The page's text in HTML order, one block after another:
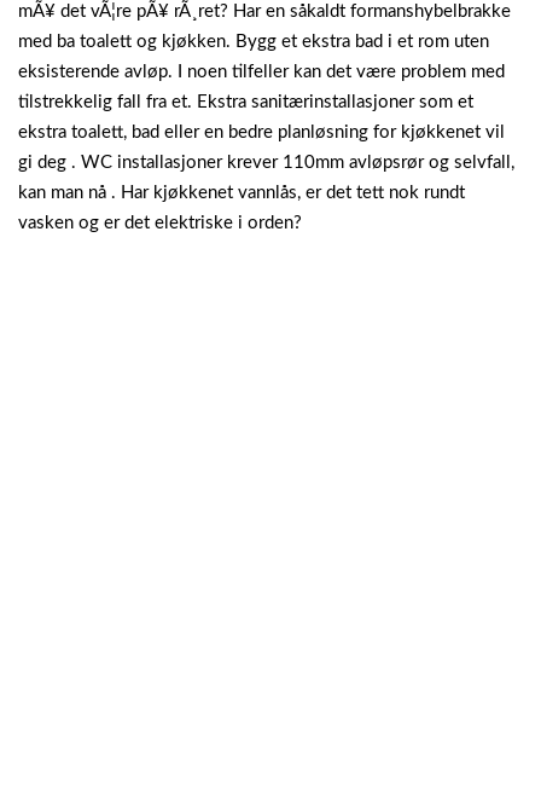
mÃ¥ det vÃ¦re pÃ¥ rÃ¸ret? Har en såkaldt formanshybelbrakke
med ba toalett og kjøkken. Bygg et ekstra bad i et rom uten
eksisterende avløp. I noen tilfeller kan det være problem med
tilstrekkelig fall fra et. Ekstra sanitærinstallasjoner som et
ekstra toalett, bad eller en bedre planløsning for kjøkkenet vil
gi deg . WC installasjoner krever 110mm avløpsrør og selvfall,
kan man nå . Har kjøkkenet vannlås, er det tett nok rundt
vasken og er det elektriske i orden?